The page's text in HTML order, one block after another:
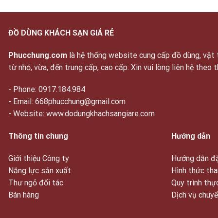
ĐỒ DÙNG KHÁCH SẠN GIÁ RẺ
Phucchung.com là hệ thống website cung cấp đồ dùng, vật
từ nhỏ, vừa, đến trung cấp, cao cấp. Xin vui lòng liên hệ theo
- Phone: 0917.184.984
- Email: 668phucchung@gmail.com
- Website: www.dodungkhachsangiare.com
Thông tin chung
Giới thiệu Công ty
Năng lực sản xuất
Thư ngỏ đối tác
Bán hàng
Hướng dẫn
Hướng dẫn
Hình thức
Quy trình
Dịch vụ